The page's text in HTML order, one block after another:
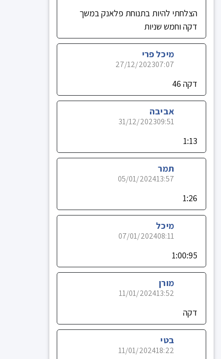
הצלחתי להיות בתנוחת פלאנק במשך
דקה וחמש שניות
מיכל פרי
07:07
27/12/2023
דקה 46
אביבה
09:51
31/12/2023
1:13
תמר
13:57
05/01/2024
1:26
מיכל
08:11
07/01/2024
1:00:95
מורן
13:52
11/01/2024
דקה
בטי
18:22
11/01/2024